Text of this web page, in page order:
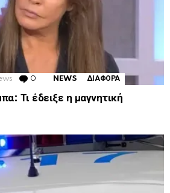
0 Comments
NEWS ΔΙΑΦΟΡΑ
Τι έδειξε η μαγνητική